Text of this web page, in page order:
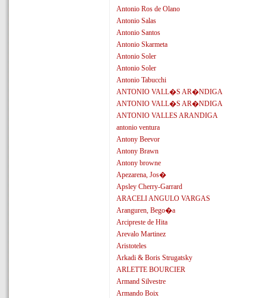
Antonio Ros de Olano
Antonio Salas
Antonio Santos
Antonio Skarmeta
Antonio Soler
Antonio Soler
Antonio Tabucchi
ANTONIO VALL�S AR�NDIGA
ANTONIO VALL�S AR�NDIGA
ANTONIO VALLES ARANDIGA
antonio ventura
Antony Beevor
Antony Brawn
Antony browne
Apezarena, Jos�
Apsley Cherry-Garrard
ARACELI ANGULO VARGAS
Aranguren, Bego�a
Arcipreste de Hita
Arevalo Martinez
Aristoteles
Arkadi & Boris Strugatsky
ARLETTE BOURCIER
Armand Silvestre
Armando Boix